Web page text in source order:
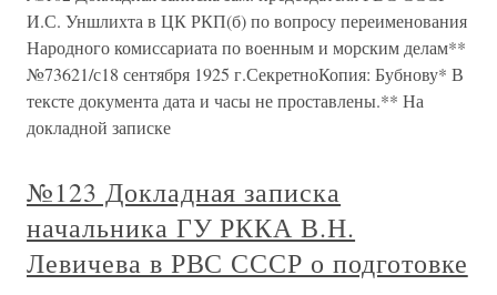
И.С. Уншлихта в ЦК РКП(б) по вопросу переименования
Народного комиссариата по военным и морским делам**
№73621/с18 сентября 1925 г.СекретноКопия: Бубнову* В
тексте документа дата и часы не проставлены.** На
докладной записке
№123 Докладная записка
начальника ГУ РККА В.Н.
Левичева в РВС СССР о подготовке